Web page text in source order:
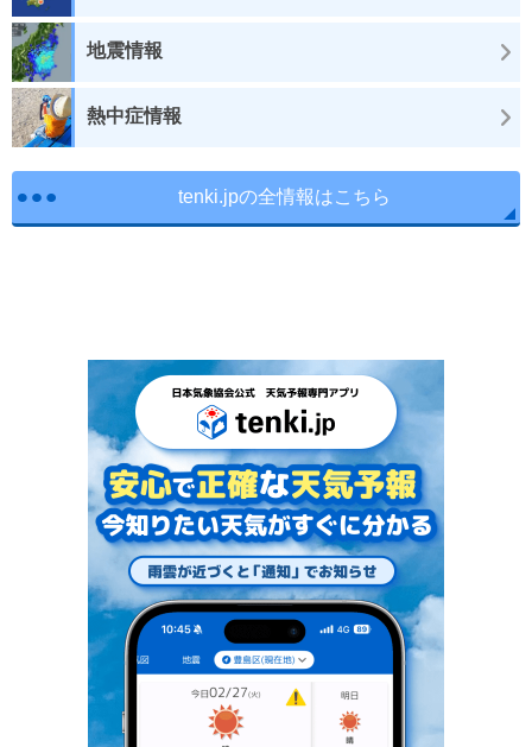
地震情報
熱中症情報
tenki.jpの全情報はこちら